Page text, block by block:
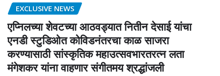
EXCLUSIVE NEWS
एप्निलच्या शेवटच्या आठवड्यात नितीन देसाई यांचा
एनडी स्टुडिओत कोविडनंतरचा काळ साजरा
करण्यासाठी सांस्कृतिक महाउत्सवभारतरत्न लता
मंगेशकर यांना वाहणार संगीतमय श्रद्धांजली